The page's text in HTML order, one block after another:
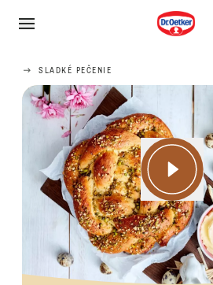
SLADKÉ PEČENIE